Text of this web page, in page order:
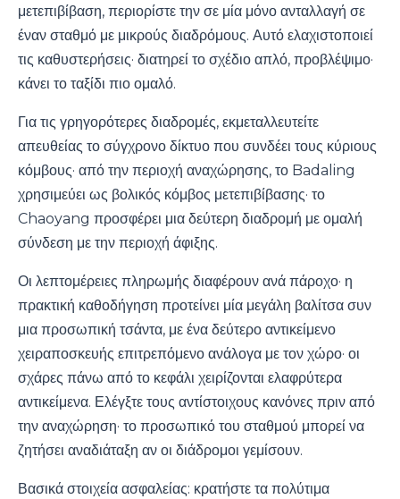
μετεπιβίβαση, περιορίστε την σε μία μόνο ανταλλαγή σε
έναν σταθμό με μικρούς διαδρόμους. Αυτό ελαχιστοποιεί
τις καθυστερήσεις· διατηρεί το σχέδιο απλό, προβλέψιμο·
κάνει το ταξίδι πιο ομαλό.
Για τις γρηγορότερες διαδρομές, εκμεταλλευτείτε
απευθείας το σύγχρονο δίκτυο που συνδέει τους κύριους
κόμβους· από την περιοχή αναχώρησης, το Badaling
χρησιμεύει ως βολικός κόμβος μετεπιβίβασης· το
Chaoyang προσφέρει μια δεύτερη διαδρομή με ομαλή
σύνδεση με την περιοχή άφιξης.
Οι λεπτομέρειες πληρωμής διαφέρουν ανά πάροχο· η
πρακτική καθοδήγηση προτείνει μία μεγάλη βαλίτσα συν
μια προσωπική τσάντα, με ένα δεύτερο αντικείμενο
χειραποσκευής επιτρεπόμενο ανάλογα με τον χώρο· οι
σχάρες πάνω από το κεφάλι χειρίζονται ελαφρύτερα
αντικείμενα. Ελέγξτε τους αντίστοιχους κανόνες πριν από
την αναχώρηση· το προσωπικό του σταθμού μπορεί να
ζητήσει αναδιάταξη αν οι διάδρομοι γεμίσουν.
Βασικά στοιχεία ασφαλείας: κρατήστε τα πολύτιμα